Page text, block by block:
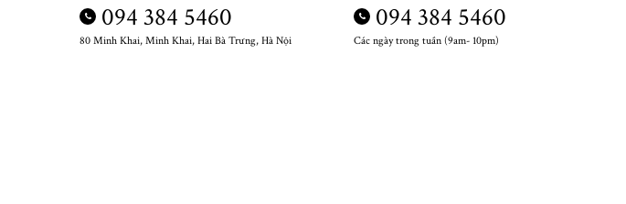
094 384 5460
80 Minh Khai, Minh Khai, Hai Bà Trưng, Hà Nội
094 384 5460
Các ngày trong tuần (9am- 10pm)